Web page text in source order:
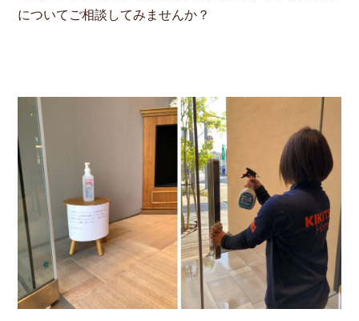
についてご相談してみませんか？